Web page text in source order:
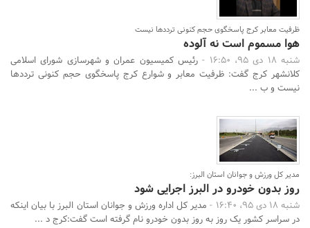
ظرفیت معابر کرج پاسخگوی حجم کنونی ترددها نیست
هوا مسموم است نه آلوده
شنبه 18 دی 95، 16:50 -
رئیس کمیسیون عمران و شهرسازی شورای اسلامی
کلانشهر کرج گفت: ظرفیت معابر و شوارع کرج پاسخگوی حجم کنونی ترددها
نیست و ب ...
مدیر کل ورزش و جوانان استان البرز:
روز بدون خودرو در البرز اجرایی شود
شنبه 18 دی 95، 16:40 -
مدیر کل اداره ورزش و جوانان استان البرز با بیان اینکه
در سراسر کشور یک روز به روز بدون خودرو نام گرفته است گفت:کرج د ...